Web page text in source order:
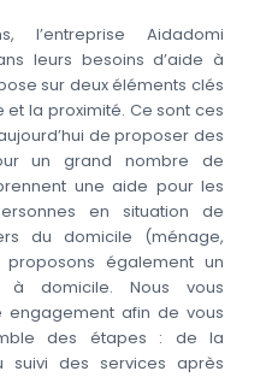
Aidadomi
leurs besoins d’aide à
sur deux éléments clés
la proximité. Ce sont ces
de proposer des
un grand nombre de
une aide pour les
en situation de
du domicile (ménage,
également un
à domicile. Nous vous
engagement afin de vous
des étapes : de la
des services après